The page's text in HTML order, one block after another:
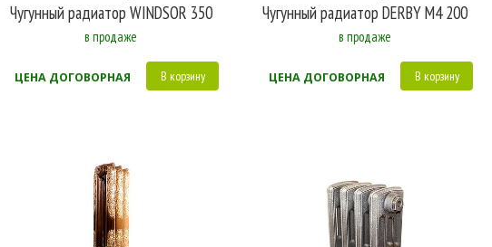
Чугунный радиатор WINDSOR 350
в продаже
ЦЕНА ДОГОВОРНАЯ В корзину
Чугунный радиатор DERBY M4 200
в продаже
ЦЕНА ДОГОВОРНАЯ В корзину